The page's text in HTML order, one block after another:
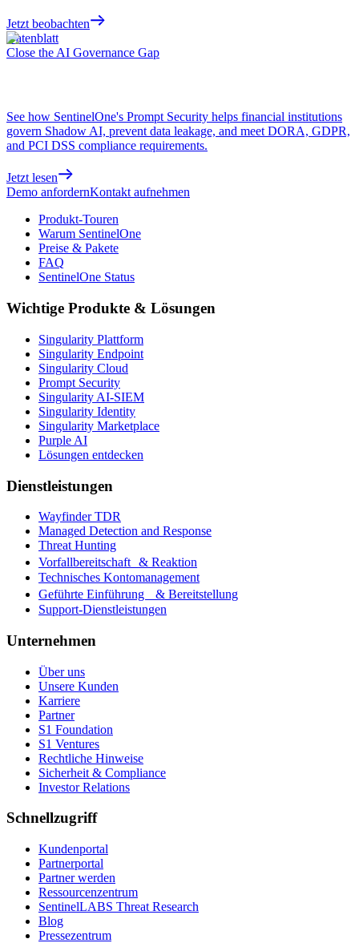
Jetzt beobachten
Datenblatt
Close the AI Governance Gap
See how SentinelOne's Prompt Security helps financial institutions
govern Shadow AI, prevent data leakage, and meet DORA, GDPR,
and PCI DSS compliance requirements.
Jetzt lesen
Demo anfordernKontakt aufnehmen
Produkt-Touren
Warum SentinelOne
Preise & Pakete
FAQ
SentinelOne Status
Wichtige Produkte & Lösungen
Singularity Plattform
Singularity Endpoint
Singularity Cloud
Prompt Security
Singularity AI-SIEM
Singularity Identity
Singularity Marketplace
Purple AI
Lösungen entdecken
Dienstleistungen
Wayfinder TDR
Managed Detection and Response
Threat Hunting
Vorfallbereitschaft & Reaktion
Technisches Kontomanagement
Geführte Einführung & Bereitstellung
Support-Dienstleistungen
Unternehmen
Über uns
Unsere Kunden
Karriere
Partner
S1 Foundation
S1 Ventures
Rechtliche Hinweise
Sicherheit & Compliance
Investor Relations
Schnellzugriff
Kundenportal
Partnerportal
Partner werden
Ressourcenzentrum
SentinelLABS Threat Research
Blog
Pressezentrum